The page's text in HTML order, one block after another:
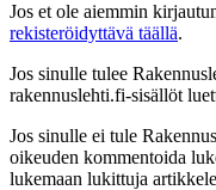
Jos et ole aiemmin
rekisteröidyttävä täällä.
Jos sinulle tulee
rakennuslehti.fi-sisällöt
Jos sinulle ei tule
oikeuden kommentoida
lukemaan lukittuja